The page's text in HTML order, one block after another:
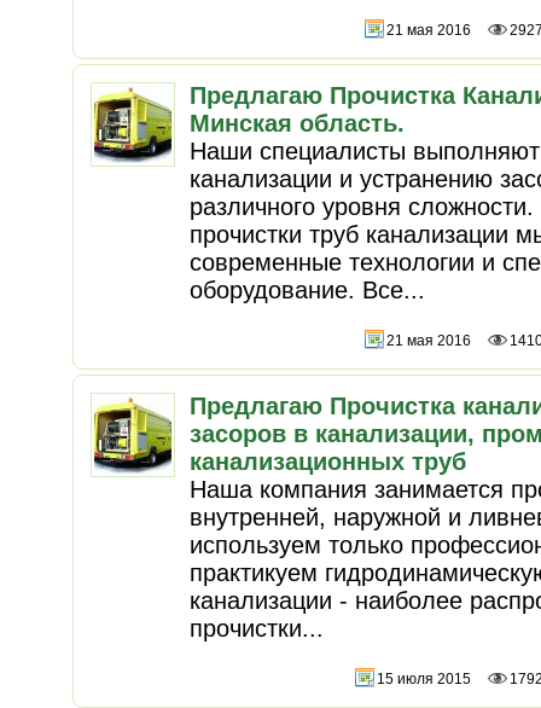
21 мая 2016
Предлагаю Прочистка
Минская область.
Наши специалисты выполняют
канализации и устранению
различного уровня
прочистки труб канализации
современные технологии и
оборудование. Все...
21 мая 2016
Предлагаю Прочистка
засоров в канализации,
канализационных труб
Наша компания занимается
внутренней, наружной и
используем только
практикуем
канализации - наиболее
прочистки...
15 июля 2015